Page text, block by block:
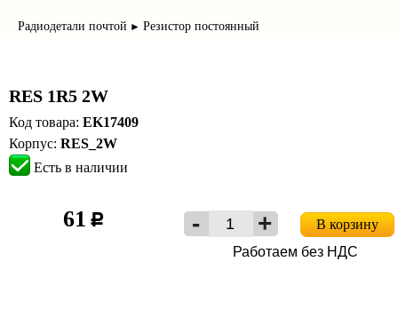
Радиодетали почтой ► Резистор постоянный
RES 1R5 2W
Код товара: EK17409
Корпус: RES_2W
Есть в наличии
61 c
В корзину
Работаем без НДС